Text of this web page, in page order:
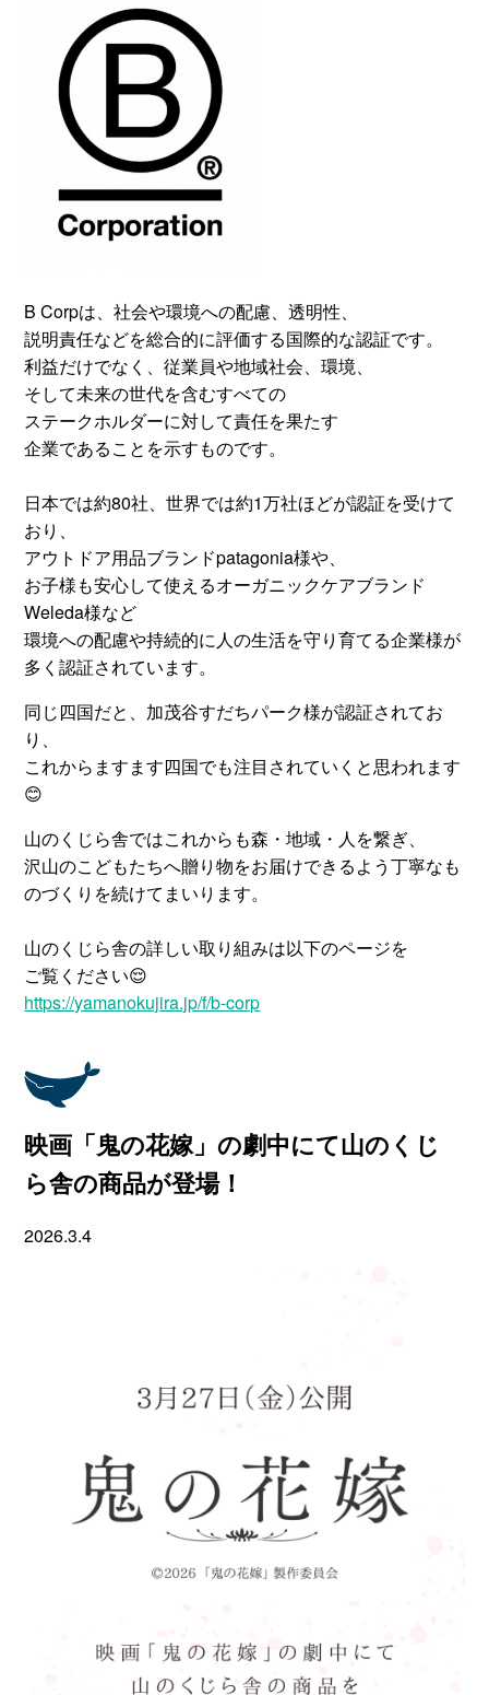
B Corpは、社会や環境への配慮、透明性、
説明責任などを総合的に評価する国際的な認証です。
利益だけでなく、従業員や地域社会、環境、
そして未来の世代を含むすべての
ステークホルダーに対して責任を果たす
企業であることを示すものです。
日本では約80社、世界では約1万社ほどが認証を受けて
おり、
アウトドア用品ブランドpatagonia様や、
お子様も安心して使えるオーガニックケアブランド
Weleda様など
環境への配慮や持続的に人の生活を守り育てる企業様が
多く認証されています。
同じ四国だと、加茂谷すだちパーク様が認証されてお
り、
これからますます四国でも注目されていくと思われます
😊
山のくじら舎ではこれからも森・地域・人を繋ぎ、
沢山のこどもたちへ贈り物をお届けできるよう丁寧なも
のづくりを続けてまいります。
山のくじら舎の詳しい取り組みは以下のページを
ご覧ください😌
https://yamanokujira.jp/f/b-corp
映画「鬼の花嫁」の劇中にて山のくじ
ら舎の商品が登場！
2026.3.4